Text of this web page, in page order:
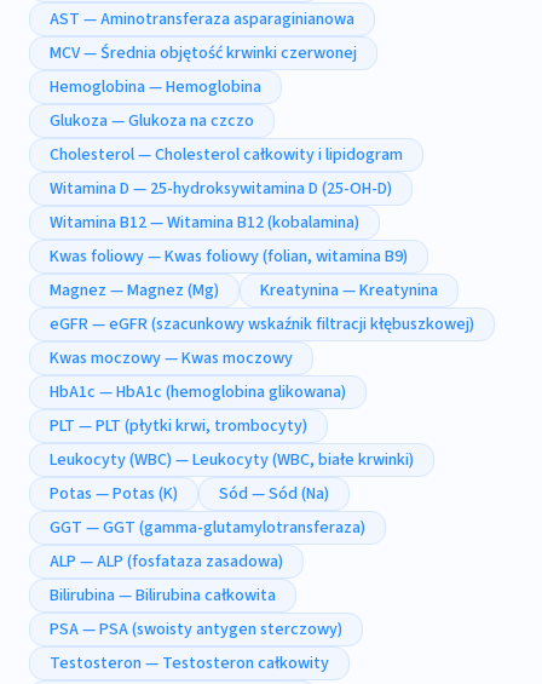
AST — Aminotransferaza asparaginianowa
MCV — Średnia objętość krwinki czerwonej
Hemoglobina — Hemoglobina
Glukoza — Glukoza na czczo
Cholesterol — Cholesterol całkowity i lipidogram
Witamina D — 25-hydroksywitamina D (25-OH-D)
Witamina B12 — Witamina B12 (kobalamina)
Kwas foliowy — Kwas foliowy (folian, witamina B9)
Magnez — Magnez (Mg)
Kreatynina — Kreatynina
eGFR — eGFR (szacunkowy wskaźnik filtracji kłębuszkowej)
Kwas moczowy — Kwas moczowy
HbA1c — HbA1c (hemoglobina glikowana)
PLT — PLT (płytki krwi, trombocyty)
Leukocyty (WBC) — Leukocyty (WBC, białe krwinki)
Potas — Potas (K)
Sód — Sód (Na)
GGT — GGT (gamma-glutamylotransferaza)
ALP — ALP (fosfataza zasadowa)
Bilirubina — Bilirubina całkowita
PSA — PSA (swoisty antygen sterczowy)
Testosteron — Testosteron całkowity